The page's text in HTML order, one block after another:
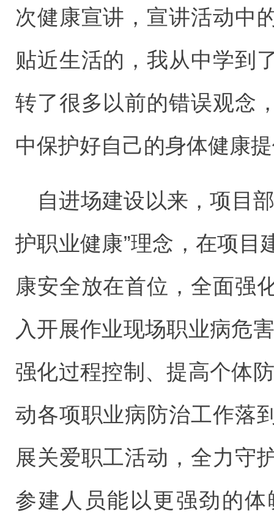
次健康宣讲，宣讲活动中
贴近生活的，我从中学到
转了很多以前的错误观念
中保护好自己的身体健康
自进场建设以来，项目
护职业健康”理念，在项目
康安全放在首位，全面强
入开展作业现场职业病危
强化过程控制、提高个体
动各项职业病防治工作落
展关爱职工活动，全力守
参建人员能以更强劲的